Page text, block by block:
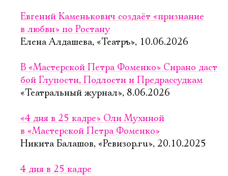
Евгений Каменькович создаёт «признание
в любви» по Ростану
Елена Алдашева, «Театръ», 10.06.2026
В «Мастерской Петра Фоменко» Сирано даст
бой Глупости, Подлости и Предрассудкам
«Театральный журнал», 8.06.2026
«4 дня в 25 кадре» Оли Мухиной
в «Мастерской Петра Фоменко»
Никита Балашов, «Ревизор.ru», 20.10.2025
4 дня в 25 кадре